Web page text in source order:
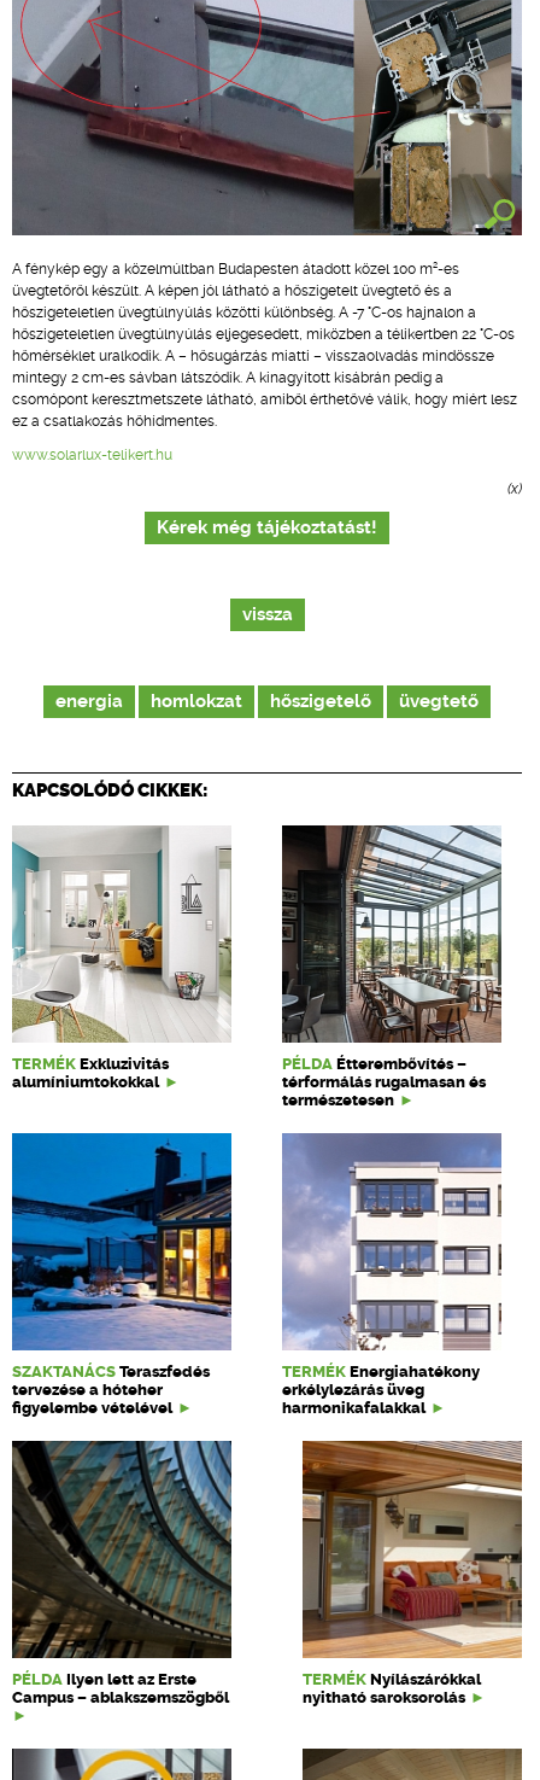
A fénykép egy a közelmúltban Budapesten átadott közel 100 m2-es
üvegtetőről készült. A képen jól látható a hőszigetelt üvegtető és a
hőszigeteletlen üvegtúlnyúlás közötti különbség. A -7 °C-os hajnalon a
hőszigeteletlen üvegtúlnyúlás eljegesedett, miközben a télikertben 22 °C-os
hőmérséklet uralkodik. A – hősugárzás miatti – visszaolvadás mindössze
mintegy 2 cm-es sávban látszódik. A kinagyított kisábrán pedig a
csomópont keresztmetszete látható, amiből érthetővé válik, hogy miért lesz
ez a csatlakozás hőhídmentes.
www.solarlux-telikert.hu
(x)
Kérek még tájékoztatást!
vissza
energia homlokzat hőszigetelő üvegtető
KAPCSOLÓDÓ CIKKEK:
TERMÉK Exkluzivitás
alumíniumtokokkal
PÉLDA Étterembővítés –
térformálás rugalmasan és
természetesen
SZAKTANÁCS Teraszfedés
tervezése a hóteher
figyelembe vételével
TERMÉK Energiahatékony
erkélylezárás üveg
harmonikafalakkal
PÉLDA Ilyen lett az Erste
Campus – ablakszemszögből
TERMÉK Nyílászárókkal
nyitható saroksorolás